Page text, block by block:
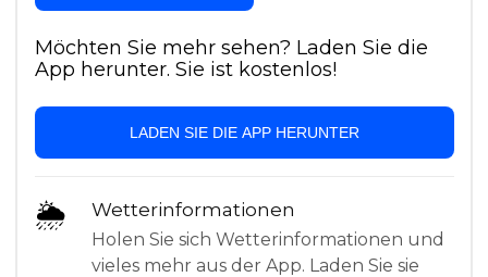
Möchten Sie mehr sehen? Laden Sie die
App herunter. Sie ist kostenlos!
LADEN SIE DIE APP HERUNTER
🌦 Wetterinformationen
Holen Sie sich Wetterinformationen und
vieles mehr aus der App. Laden Sie sie